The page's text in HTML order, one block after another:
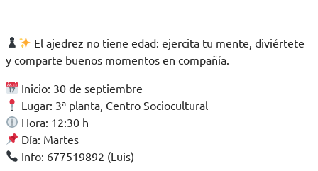
El ajedrez no tiene edad: ejercita tu mente, diviértete
y comparte buenos momentos en compañía.
Inicio: 30 de septiembre
Lugar: 3ª planta, Centro Sociocultural
Hora: 12:30 h
Día: Martes
Info: 677519892 (Luis)